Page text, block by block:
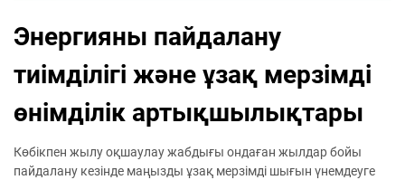
Энергияны пайдалану
тиімділігі және ұзақ мерзімді
өнімділік артықшылықтары
Көбікпен жылу оқшаулау жабдығы ондаған жылдар бойы
пайдалану кезінде маңызды ұзақ мерзімді шығын үнемдеуге